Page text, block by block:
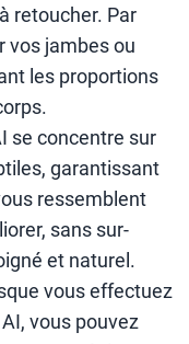
retoucher. Par
vos jambes ou
les proportions
se concentre sur
garantissant
ressemblent
sans sur-
et naturel.
vous effectuez
vous pouvez